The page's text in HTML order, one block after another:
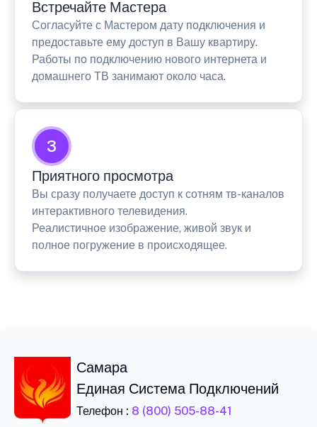
Встречайте Мастера
Согласуйте с Мастером дату подключения и
предоставьте ему доступ в Вашу квартиру.
Работы по подключению нового интернета и
домашнего ТВ занимают около часа.
3
Приятного просмотра
Вы сразу получаете доступ к сотням тв-каналов
интерактивного телевидения.
Реалистичное изображение, живой звук и
полное погружение в происходящее.
Самара
Единая Система Подключений
Телефон : 8 (800) 505-88-41